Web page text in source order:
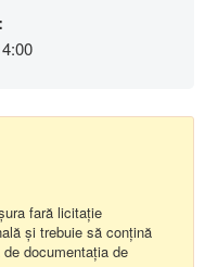
fară licitație
și trebuie să conțină
documentația de